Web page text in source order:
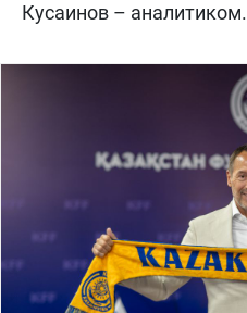
Кусаинов – аналитиком.